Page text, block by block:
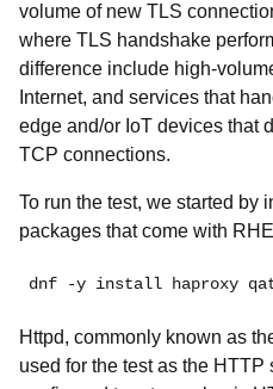
volume of new TLS
where TLS handshake
difference include high-
Internet, and services that
edge and/or IoT devices that
TCP connections.
To run the test, we started by
packages that come with
dnf -y install haproxy
Httpd, commonly known as
used for the test as the